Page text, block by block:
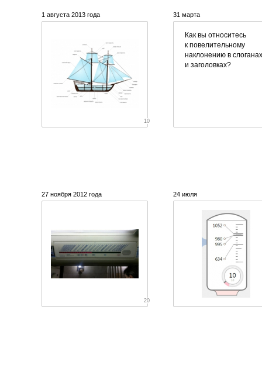
1 августа 2013 года
10
31 марта
Как вы относитесь
к повелительному
наклонению в слоганах
и заголовках?
27 ноября 2012 года
20
24 июля